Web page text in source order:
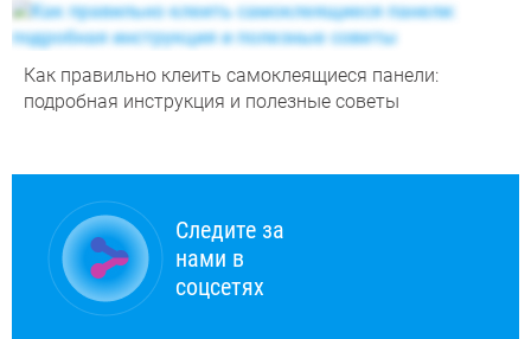
Как правильно клеить самоклеящиеся панели:
подробная инструкция и полезные советы
Следите за
нами в
соцсетях